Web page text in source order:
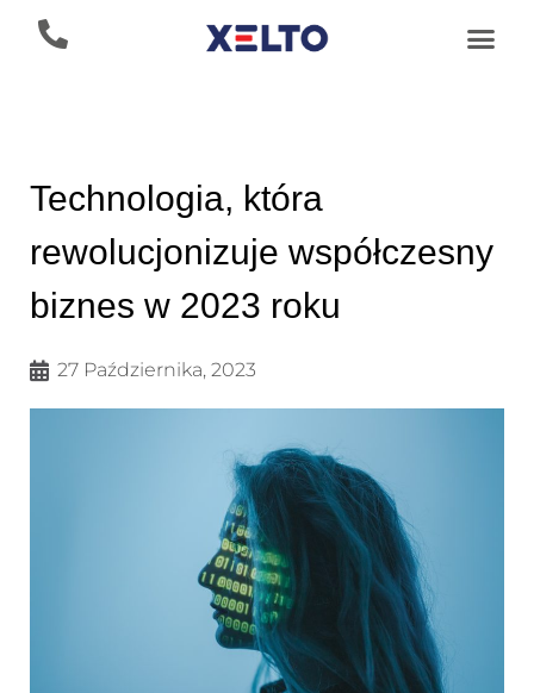
Technologia, która
rewolucjonizuje współczesny
biznes w 2023 roku
27 Października, 2023